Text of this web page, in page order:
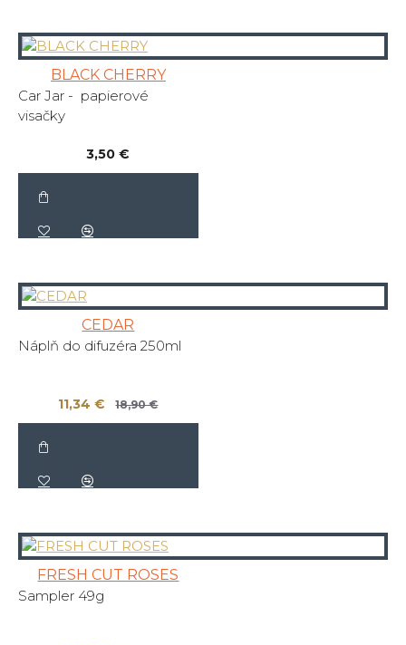
BLACK CHERRY
Car Jar - papierové
visačky
3,50 €
CEDAR
Náplň do difuzéra 250ml
11,34 € 18,90 €
FRESH CUT ROSES
Sampler 49g